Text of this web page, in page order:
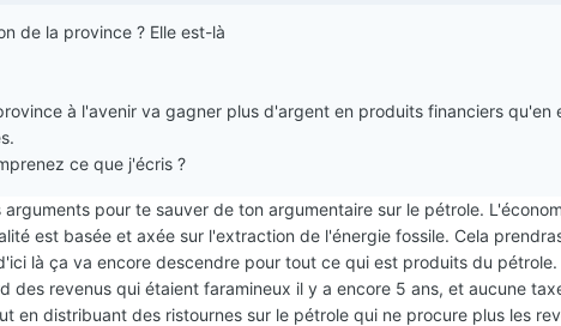
de la province ? Elle est-là
à l'avenir va gagner plus d'argent en produits financiers qu'en
ce que j'écris ?
pour te sauver de ton argumentaire sur le pétrole.
est basée et axée sur l'extraction de l'énergie fossile. Cela
là ça va encore descendre pour tout ce qui est produits du pétrole.
des revenus qui étaient faramineux il y a encore 5 ans, et aucune
en distribuant des ristournes sur le pétrole qui ne procure plus les